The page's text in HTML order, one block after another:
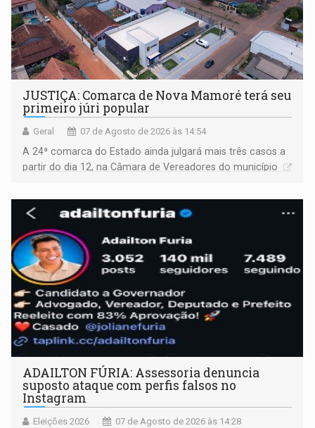
JUSTIÇA: Comarca de Nova Mamoré terá seu
primeiro júri popular
Geral 07 de Agosto de 2026 às 14:54
A 24ª comarca do Estado ainda julgará mais três casos a
partir do dia 12, na Câmara de Vereadores do município
ADAILTON FÚRIA: Assessoria denuncia
suposto ataque com perfis falsos no
Instagram
Eleições 2026 07 de Agosto de 2026 às 14:28